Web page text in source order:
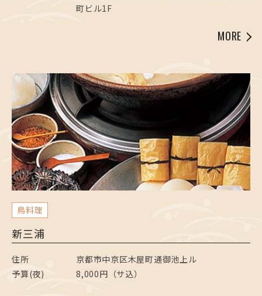
町ビル1F
MORE
鳥料理
新三浦
住所
京都市中京区木屋町通御池上ル
予算(夜)
8,000円（サ込）